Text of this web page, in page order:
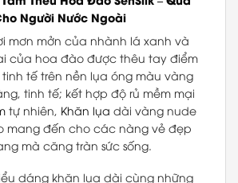
Người Nước Ngoài
mơn mởn của nhành lá xanh và
của hoa đào được thêu tay điểm
tế trên nền lụa óng màu vàng
tinh tế; kết hợp độ rủ mềm mại
tự nhiên, Khăn lụa dài vàng nude
mang đến cho các nàng vẻ đẹp
mà căng tràn sức sống.
dáng khăn lụa dài cùng những